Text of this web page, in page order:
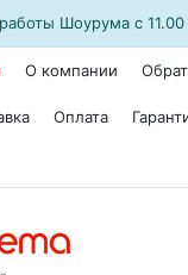
Шоурума с
О компании
Оплата